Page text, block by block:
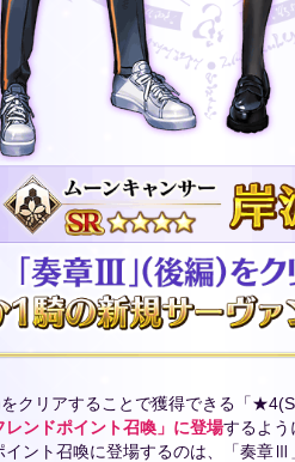
クリアすることで獲得できる「
レンドポイント召喚」に登場するよう
イント召喚に登場するのは、「奏章